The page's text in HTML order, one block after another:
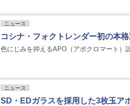
ニュース
コシナ・フォクトレンダー初の本
色にじみを抑えるAPO（アポクロマート）
ニュース
SD・EDガラスを採用した3枚玉ア